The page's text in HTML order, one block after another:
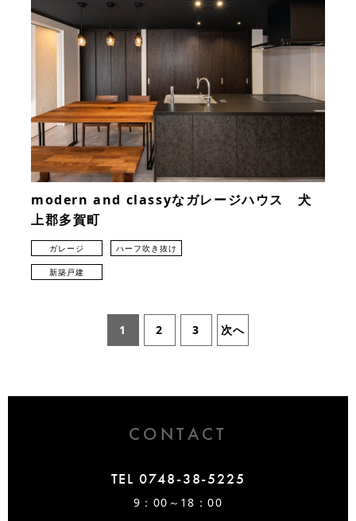
modern and classyなガレージハウス 犬
上郡多賀町
ガレージ ハーフ吹き抜け
新築戸建
1 2 3 次へ
CONTACT
TEL 0748-38-5225
9：00～18：00